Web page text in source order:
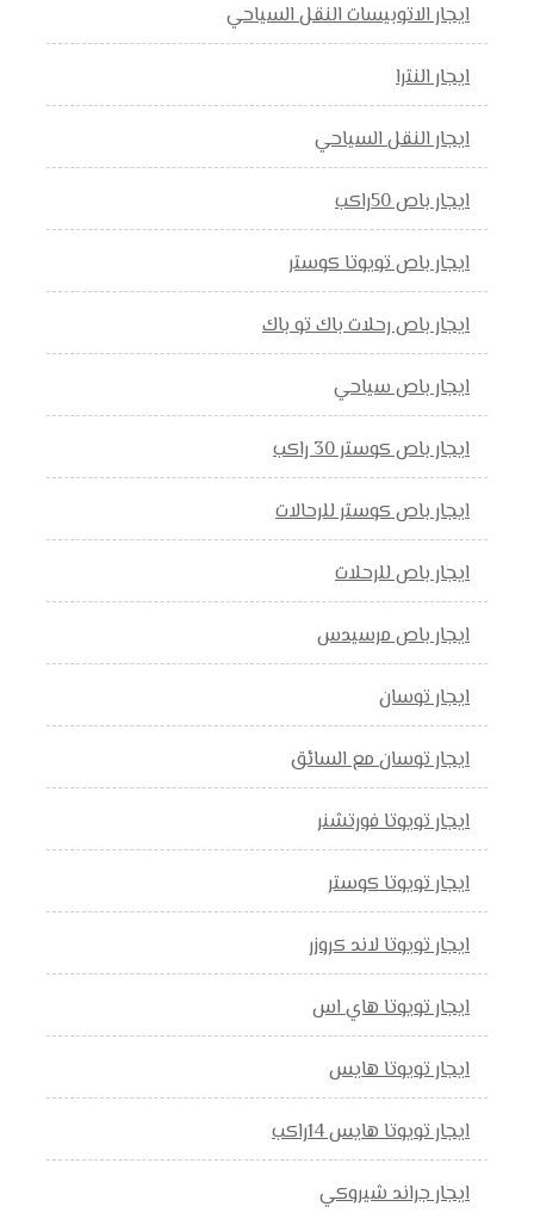
ايجار الاتوبيسات النقل السياحي
ايجار النترا
ايجار النقل السياحي
ايجار باص 50راكب
ايجار باص تويوتا كوستر
ايجار باص رحلات باك تو باك
ايجار باص سياحي
ايجار باص كوستر 30 راكب
ايجار باص كوستر للرحالات
ايجار باص للرحلات
ايجار باص مرسيدس
ايجار توسان
ايجار توسان مع السائق
ايجار تويوتا فورتشنر
ايجار تويوتا كوستر
ايجار تويوتا لاند كروزر
ايجار تويوتا هاي اس
ايجار تويوتا هايس
ايجار تويوتا هايس 14راكب
ايجار جراند شيروكي